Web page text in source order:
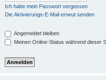
Ich habe mein Passwort vergessen
Die Aktivierungs-E-Mail erneut senden
Angemeldet bleiben
Meinen Online-Status während dieser